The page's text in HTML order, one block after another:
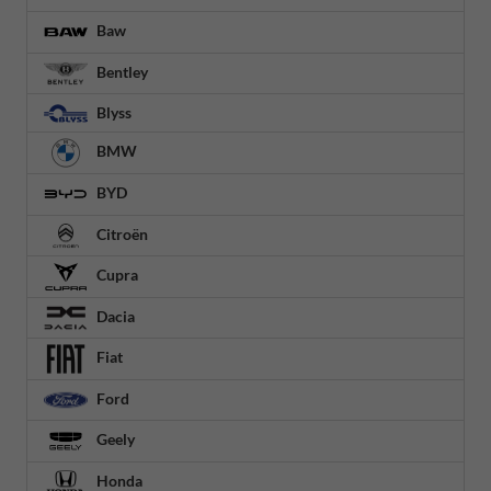
Baw
Bentley
Blyss
BMW
BYD
Citroën
Cupra
Dacia
Fiat
Ford
Geely
Honda